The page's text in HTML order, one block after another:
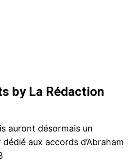
by La Rédaction
auront désormais un
aux accords d’Abraham